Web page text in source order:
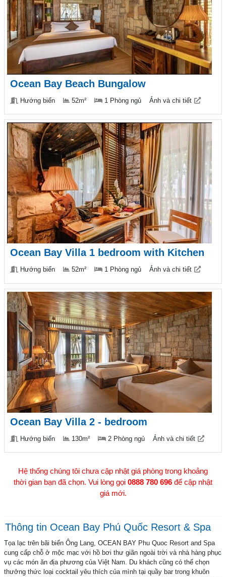
Ocean Bay Beach Bungalow
Hướng biển 52m² 1 Phòng ngủ Ảnh và chi tiết
Ocean Bay Villa 1 bedroom with Kitchen
Hướng biển 52m² 1 Phòng ngủ Ảnh và chi tiết
Ocean Bay Villa 2 - bedroom
Hướng biển 130m² 2 Phòng ngủ Ảnh và chi tiết
Hệ thống chúng tôi chưa cập nhật giá phòng trong khoảng
thời gian bạn đã chọn. Vui lòng gọi 0888 780 696 để cập nhật
giá mới.
Thông tin Ocean Bay Phú Quốc Resort & Spa
Tọa lạc trên bãi biển Ông Lang, OCEAN BAY Phu Quoc Resort and Spa
cung cấp chỗ ở mộc mạc với hồ bơi thư giãn ngoài trời và nhà hàng phục
vụ các món ăn địa phương của Việt Nam. Du khách cũng có thể chọn
thưởng thức loại cocktail yêu thích của mình tại quầy bar trong khuôn